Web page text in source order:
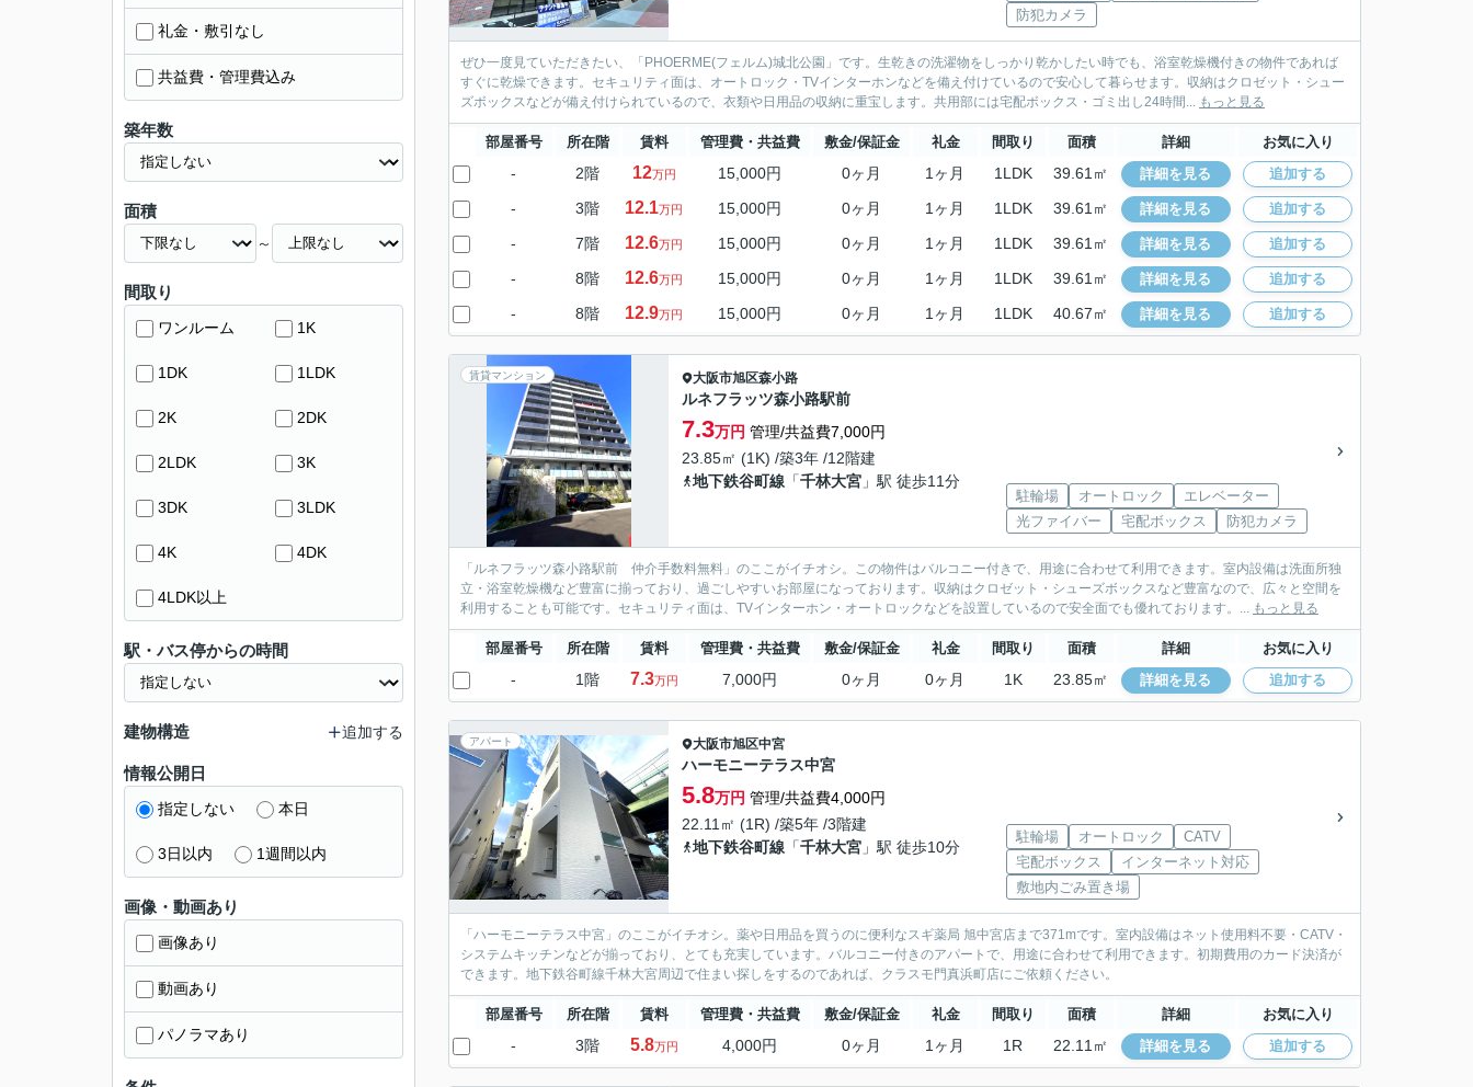
防犯カメラ
ぜひ一度見ていただきたい、「PHOERME(フェルム)城北公園」です。生乾きの洗濯物をしっかり乾かしたい時でも、浴室乾燥機付きの物件であれば
すぐに乾燥できます。セキュリティ面は、オートロック・TVインターホンなどを備え付けているので安心して暮らせます。収納はクロゼット・シュー
ズボックスなどが備え付けられているので、衣類や日用品の収納に重宝します。共用部には宅配ボックス・ゴミ出し24時間... もっと見る
部屋番号 所在階 賃料 管理費・共益費 敷金/保証金 礼金 間取り 面積 詳細 お気に入り
- 2階 12万円 15,000円 0ヶ月 1ヶ月 1LDK 39.61㎡ 詳細を見る 追加する
- 3階 12.1万円 15,000円 0ヶ月 1ヶ月 1LDK 39.61㎡ 詳細を見る 追加する
- 7階 12.6万円 15,000円 0ヶ月 1ヶ月 1LDK 39.61㎡ 詳細を見る 追加する
- 8階 12.6万円 15,000円 0ヶ月 1ヶ月 1LDK 39.61㎡ 詳細を見る 追加する
- 8階 12.9万円 15,000円 0ヶ月 1ヶ月 1LDK 40.67㎡ 詳細を見る 追加する
賃貸マンション 大阪市旭区森小路
ルネフラッツ森小路駅前
7.3万円 管理/共益費7,000円
23.85㎡ (1K) /築3年 /12階建
地下鉄谷町線 「千林大宮 」駅 徒歩11分
駐輪場 オートロック
エレベーター
光ファイバー
宅配ボックス 防犯カメラ
「ルネフラッツ森小路駅前 仲介手数料無料」のここがイチオシ。この物件はバルコニー付きで、用途に合わせて利用できます。室内設備は洗面所独
立・浴室乾燥機など豊富に揃っており、過ごしやすいお部屋になっております。収納はクロゼット・シューズボックスなど豊富なので、広々と空間を
利用することも可能です。セキュリティ面は、TVインターホン・オートロックなどを設置しているので安全面でも優れております。... もっと見る
部屋番号 所在階 賃料 管理費・共益費 敷金/保証金 礼金 間取り 面積 詳細 お気に入り
- 1階 7.3万円 7,000円 0ヶ月 0ヶ月 1K 23.85㎡ 詳細を見る 追加する
アパート 大阪市旭区中宮
ハーモニーテラス中宮
5.8万円 管理/共益費4,000円
22.11㎡ (1R) /築5年 /3階建
地下鉄谷町線 「千林大宮 」駅 徒歩10分
駐輪場 オートロック
CATV
宅配ボックス
インターネット対応
敷地内ごみ置き場
「ハーモニーテラス中宮」のここがイチオシ。薬や日用品を買うのに便利なスギ薬局 旭中宮店まで371mです。室内設備はネット使用料不要・CATV・
システムキッチンなどが揃っており、とても充実しています。バルコニー付きのアパートで、用途に合わせて利用できます。初期費用のカード決済が
できます。地下鉄谷町線千林大宮周辺で住まい探しをするのであれば、クラスモ門真浜町店にご依頼ください。
部屋番号 所在階 賃料 管理費・共益費 敷金/保証金 礼金 間取り 面積 詳細 お気に入り
- 3階 5.8万円 4,000円 0ヶ月 1ヶ月 1R 22.11㎡ 詳細を見る 追加する
礼金・敷引なし
共益費・管理費込み
築年数
面積
～
間取り
ワンルーム 1K
1DK 1LDK
2K 2DK
2LDK 3K
3DK 3LDK
4K 4DK
4LDK以上
駅・バス停からの時間
建物構造 追加する
情報公開日
指定しない 本日
3日以内 1週間以内
画像・動画あり
画像あり
動画あり
パノラマあり